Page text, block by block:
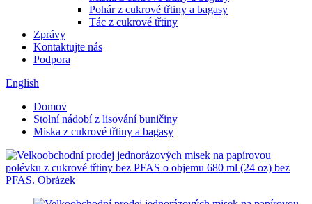
Pohár z cukrové třtiny a bagasy
Tác z cukrové třtiny
Zprávy
Kontaktujte nás
Podpora
English
Domov
Stolní nádobí z lisování buničiny
Miska z cukrové třtiny a bagasy